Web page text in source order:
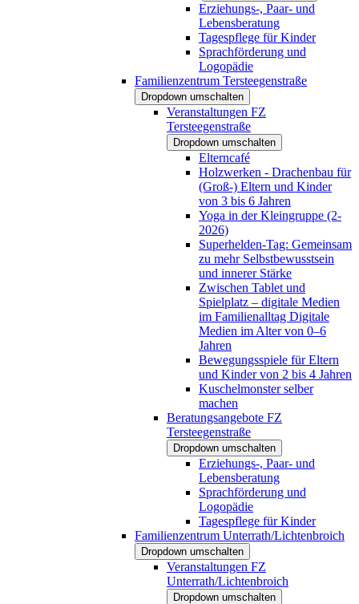
Erziehungs-, Paar- und
Lebensberatung
Tagespflege für Kinder
Sprachförderung und
Logopädie
Familienzentrum Tersteegenstraße
Dropdown umschalten
Veranstaltungen FZ
Tersteegenstraße
Dropdown umschalten
Elterncafé
Holzwerken - Drachenbau für
(Groß-) Eltern und Kinder
von 3 bis 6 Jahren
Yoga in der Kleingruppe (2-
2026)
Superhelden-Tag: Gemeinsam
zu mehr Selbstbewusstsein
und innerer Stärke
Zwischen Tablet und
Spielplatz – digitale Medien
im Familienalltag Digitale
Medien im Alter von 0–6
Jahren
Bewegungsspiele für Eltern
und Kinder von 2 bis 4 Jahren
Kuschelmonster selber
machen
Beratungsangebote FZ
Tersteegenstraße
Dropdown umschalten
Erziehungs-, Paar- und
Lebensberatung
Sprachförderung und
Logopädie
Tagespflege für Kinder
Familienzentrum Unterrath/Lichtenbroich
Dropdown umschalten
Veranstaltungen FZ
Unterrath/Lichtenbroich
Dropdown umschalten